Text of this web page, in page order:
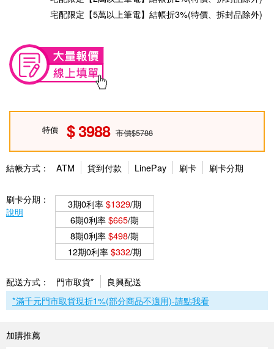
宅配限定【5萬以上筆電】結帳折3%(特價、拆封品除外)
特價 3988 市價$5788
結帳方式： ATM 貨到付款 LinePay 刷卡 刷卡分期
刷卡分期：
說明
3期0利率$1329/期
6期0利率$665/期
8期0利率$498/期
12期0利率$332/期
配送方式： 門市取貨*
良興配送
*滿千元門市取貨現折1%(部分商品不適用)-請點我看
加購推薦